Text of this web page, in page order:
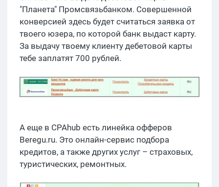
"Планета" Промсвязьбанком. Совершенной
конверсией здесь будет считаться заявка от
твоего юзера, по которой банк выдаст карту.
За выдачу твоему клиенту дебетовой карты
тебе заплатят 700 рублей.
А еще в CPAhub есть линейка офферов
Beregu.ru. Это онлайн-сервис подбора
кредитов, а также других услуг – страховых,
туристических, ремонтных.